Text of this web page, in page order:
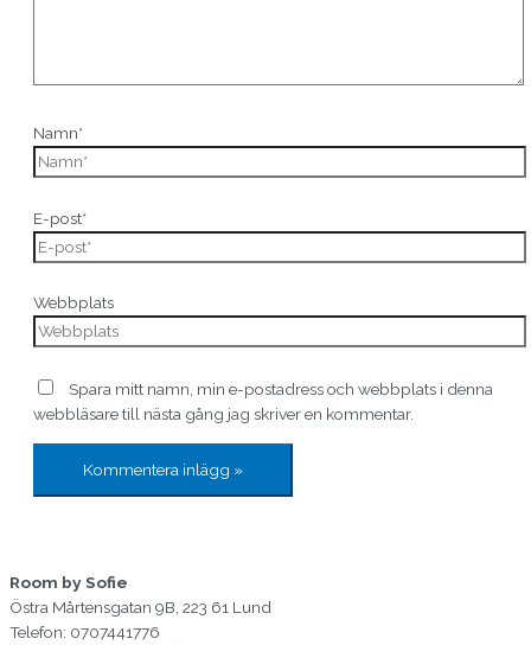
Namn*
E-post*
Webbplats
Spara mitt namn, min e-postadress och webbplats i denna
webbläsare till nästa gång jag skriver en kommentar.
Room by Sofie
Östra Mårtensgatan 9B, 223 61 Lund
Telefon: 0707441776